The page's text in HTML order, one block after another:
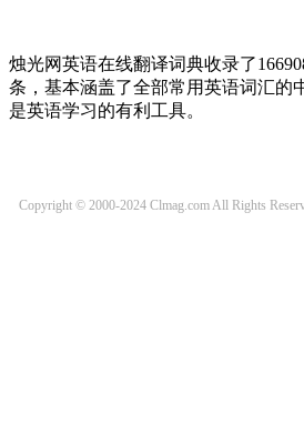
烛光网英语在线翻译词典收录了
条，基本涵盖了全部常用英语词汇的
是英语学习的有利工具。
Copyright © 2000-2024 Clmag.com All Rights